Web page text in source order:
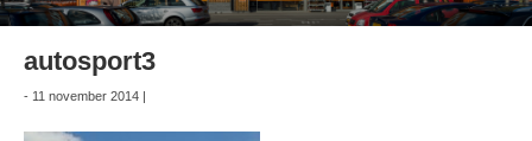
autosport3
- 11 november 2014 |